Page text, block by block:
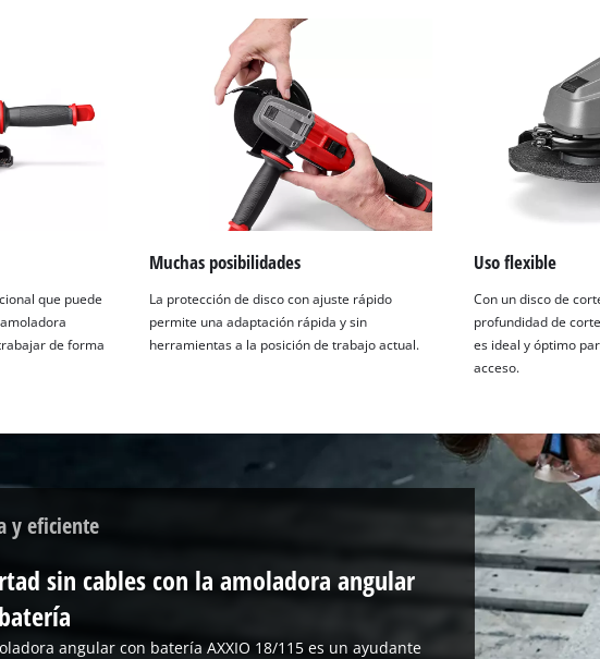
que puede
de forma
Muchas posibilidades
La protección de disco con ajuste rápido
permite una adaptación rápida y sin
herramientas a la posición de trabajo actual.
Uso flexible
Con un disco de
profundidad de
es ideal y óptimo
acceso.
y eficiente
sin cables con la amoladora angular
angular con batería AXXIO 18/115 es un ayudante